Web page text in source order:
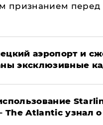
признанием
аэропорт и
эксклюзивные
The Atlantic узнал